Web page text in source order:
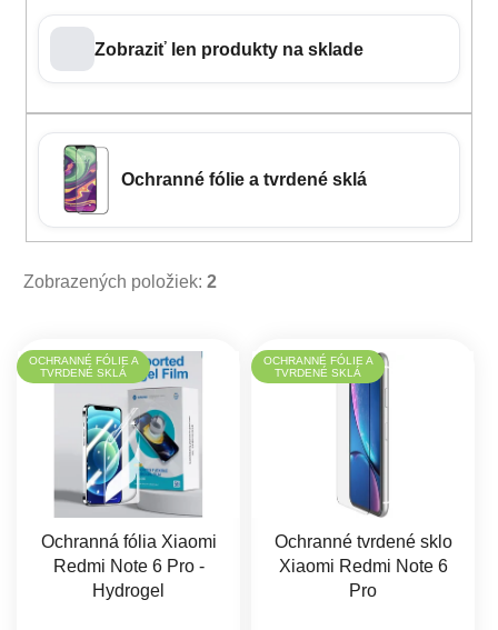
Zobraziť len produkty na sklade
Ochranné fólie a tvrdené sklá
Zobrazených položiek: 2
Výpis produktov
OCHRANNÉ FÓLIE A
TVRDENÉ SKLÁ
Ochranná fólia Xiaomi
Redmi Note 6 Pro -
Hydrogel
OCHRANNÉ FÓLIE A
TVRDENÉ SKLÁ
Ochranné tvrdené sklo
Xiaomi Redmi Note 6
Pro